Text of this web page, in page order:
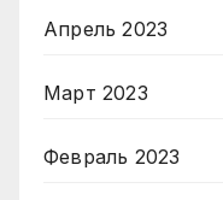
Апрель 2023
Март 2023
Февраль 2023